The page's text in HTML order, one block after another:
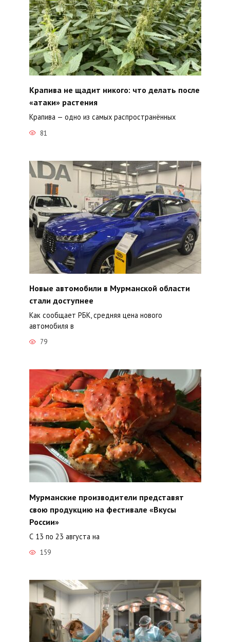
Крапива не щадит никого: что делать после
«атаки» растения
Крапива — одно из самых распространённых
81
Новые автомобили в Мурманской области
стали доступнее
Как сообщает РБК, средняя цена нового
автомобиля в
79
Мурманские производители представят
свою продукцию на фестивале «Вкусы
России»
С 13 по 23 августа на
159